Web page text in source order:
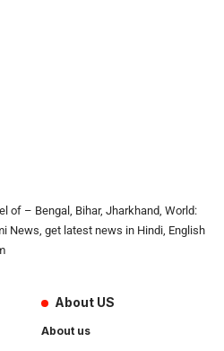
of – Bengal, Bihar, Jharkhand, World:
News, get latest news in Hindi, English
About US
About us